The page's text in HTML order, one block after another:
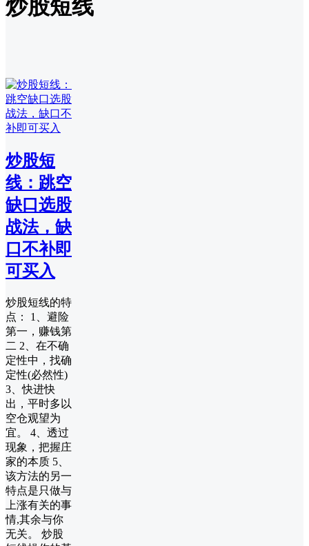
炒股短线
炒股短
线：跳空
缺口选股
战法，缺
口不补即
可买入
炒股短线的特
点： 1、避险
第一，赚钱第
二 2、在不确
定性中，找确
定性(必然性)
3、快进快
出，平时多以
空仓观望为
宜。 4、透过
现象，把握庄
家的本质 5、
该方法的另一
特点是只做与
上涨有关的事
情,其余与你
无关。 炒股